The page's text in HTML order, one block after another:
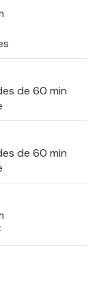
de 60 min
de 60 min